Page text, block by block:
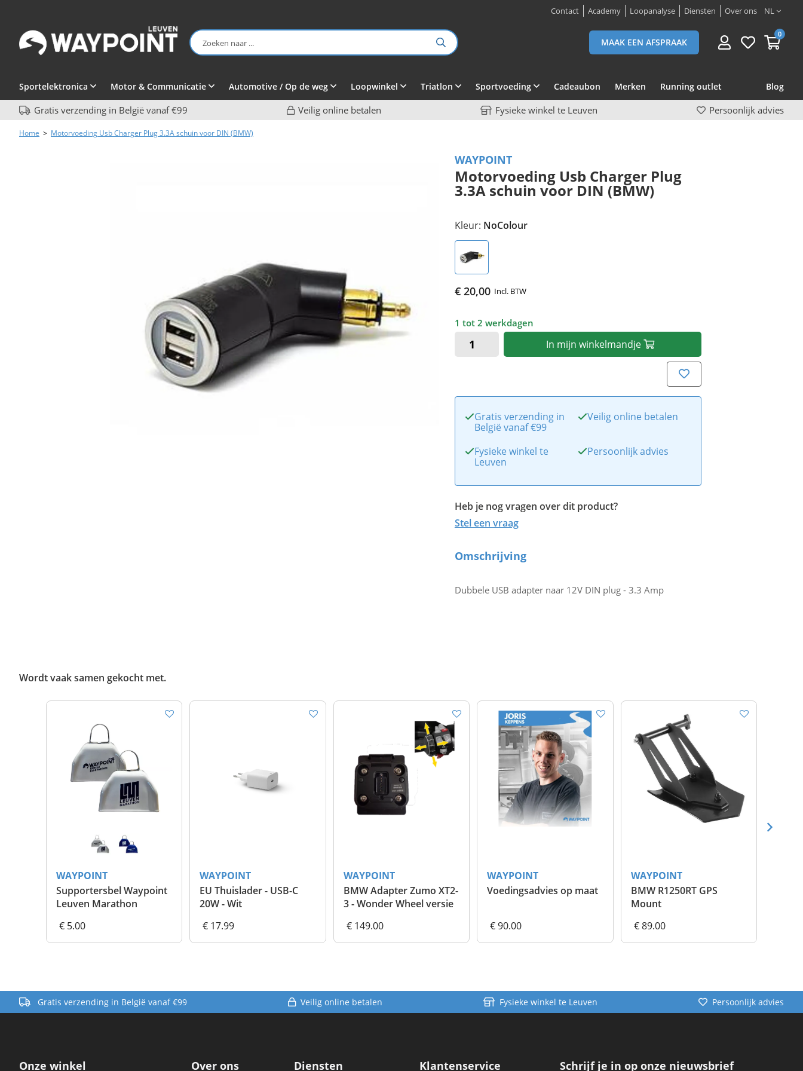
Contact Academy Loopanalyse Diensten Over ons NL
MAAK EEN AFSPRAAK
0
Sportelektronica Motor & Communicatie Automotive / Op de weg Loopwinkel Triatlon Sportvoeding Cadeaubon Merken Running outlet Blog
Gratis verzending in België vanaf €99 Veilig online betalen Fysieke winkel te Leuven Persoonlijk advies
Home > Motorvoeding Usb Charger Plug 3.3A schuin voor DIN (BMW)
WAYPOINT
Motorvoeding Usb Charger Plug
3.3A schuin voor DIN (BMW)
Kleur: NoColour
€ 20,00 Incl. BTW
1 tot 2 werkdagen
In mijn winkelmandje
Gratis verzending in
België vanaf €99
Veilig online betalen
Fysieke winkel te
Leuven
Persoonlijk advies
Heb je nog vragen over dit product?
Stel een vraag
Omschrijving
Dubbele USB adapter naar 12V DIN plug - 3.3 Amp
Wordt vaak samen gekocht met.
WAYPOINT
Supportersbel Waypoint
Leuven Marathon
€ 5.00
WAYPOINT
EU Thuislader - USB-C
20W - Wit
€ 17.99
WAYPOINT
BMW Adapter Zumo XT2-
3 - Wonder Wheel versie
€ 149.00
WAYPOINT
Voedingsadvies op maat
€ 90.00
WAYPOINT
BMW R1250RT GPS
Mount
€ 89.00
Gratis verzending in België vanaf €99 Veilig online betalen Fysieke winkel te Leuven Persoonlijk advies
Onze winkel Over ons Diensten Klantenservice Schrijf je in op onze nieuwsbrief